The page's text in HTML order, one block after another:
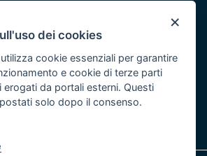
×
dei cookies
cookie essenziali per garantire
e cookie di terze parti
erogati da portali esterni. Questi
solo dopo il consenso.
staff